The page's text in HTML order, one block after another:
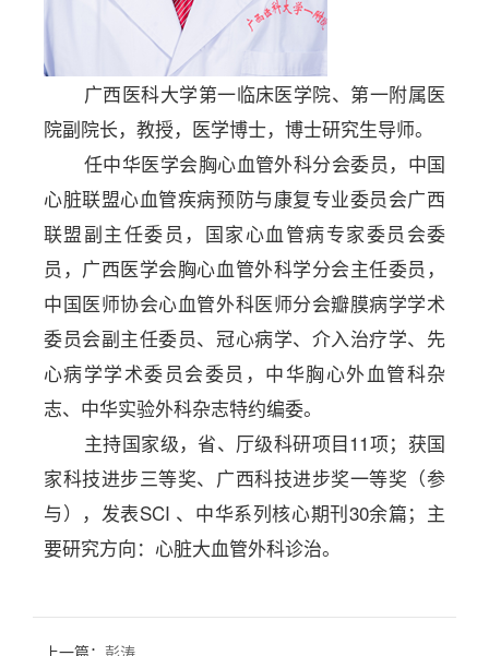
广西医科大学第一临床医学院、第一附属医
院副院长，教授，医学博士，博士研究生导师。
任中华医学会胸心血管外科分会委员，中国
心脏联盟心血管疾病预防与康复专业委员会广西
联盟副主任委员，国家心血管病专家委员会委
员，广西医学会胸心血管外科学分会主任委员，
中国医师协会心血管外科医师分会瓣膜病学学术
委员会副主任委员、冠心病学、介入治疗学、先
心病学学术委员会委员，中华胸心外血管科杂
志、中华实验外科杂志特约编委。
主持国家级，省、厅级科研项目11项；获国
家科技进步三等奖、广西科技进步奖一等奖（参
与），发表SCI 、中华系列核心期刊30余篇；主
要研究方向：心脏大血管外科诊治。